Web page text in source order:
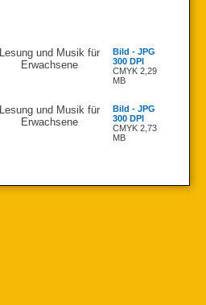
Lesung und Musik für
Erwachsene
Bild - JPG
300 DPI
CMYK 2,29
MB
Lesung und Musik für
Erwachsene
Bild - JPG
300 DPI
CMYK 2,73
MB